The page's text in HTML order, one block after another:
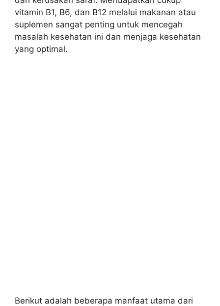
vitamin B1, B6, dan B12 melalui makanan atau
suplemen sangat penting untuk mencegah
masalah kesehatan ini dan menjaga kesehatan
yang optimal.
Berikut adalah beberapa manfaat utama dari